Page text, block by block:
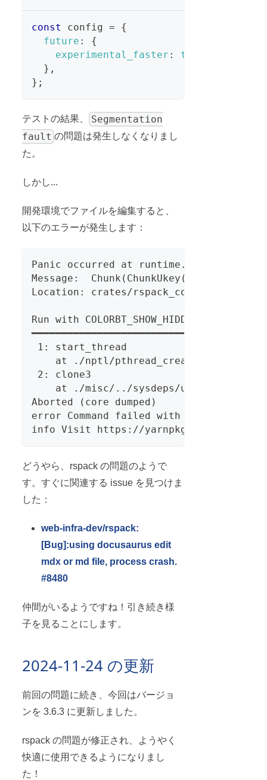
const config =
{
future :
{
experimental_faster : true
} ,
} ;
テストの結果、
Segmentation
fault の問題は発生しなくなりまし
た。
しかし...
開発環境でファイルを編集すると、
以下のエラーが発生します：
Panic occurred at runtime. Please file
Message:  Chunk(ChunkUkey(Ukey(606),
Location: crates/rspack_core/src/
Run with COLORBT_SHOW_HIDDEN=1
━━━━━━━━━━━━━━━━━━━━━━━━━━━━━━━━━━
1: start_thread
    at ./nptl/pthread_create.c:447
2: clone3
at ./misc/../sysdeps/unix/sysv/
Aborted (core dumped)
error Command failed with exit code
info Visit https://yarnpkg.com/en/docs/
どうやら、rspack の問題のようで
す。すぐに関連する issue を見つけま
した：
web-infra-dev/rspack:
[Bug]:using docusaurus edit
mdx or md file, process crash.
#8480
仲間がいるようですね！引き続き様
子を見ることにします。
2024-11-24 の更新
前回の問題に続き、今回はバージョ
ンを 3.6.3 に更新しました。
rspack の問題が修正され、ようやく
快適に使用できるようになりまし
た！